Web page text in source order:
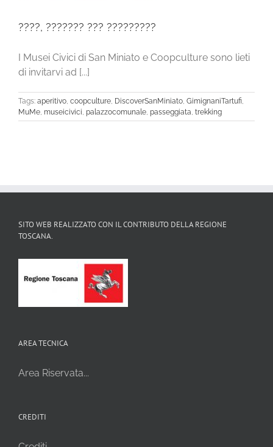
????, ??????? ??? ?????????
I Musei Civici di San Miniato e Coopculture sono lieti
di invitarvi ad [...]
Tags: aperitivo, coopculture, DiscoverSanMiniato, GimignaniTartufi,
MuMe, museicivici, palazzocomunale, passeggiata, trekking
SITO WEB REALIZZATO CON IL CONTRIBUTO DELLA REGIONE
TOSCANA.
AREA TECNICA
Area Riservata...
CREDITI